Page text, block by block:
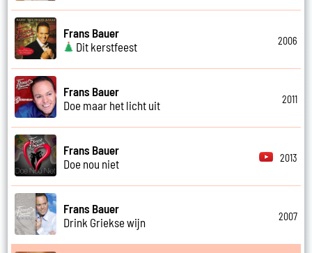
Frans Bauer
Dit kerstfeest
2006
Frans Bauer
Doe maar het licht uit
2011
Frans Bauer
Doe nou niet
2013
Frans Bauer
Drink Griekse wijn
2007